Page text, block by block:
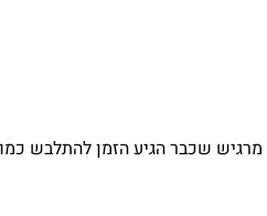
מרגיש שכבר הגיע הזמן להתלבש